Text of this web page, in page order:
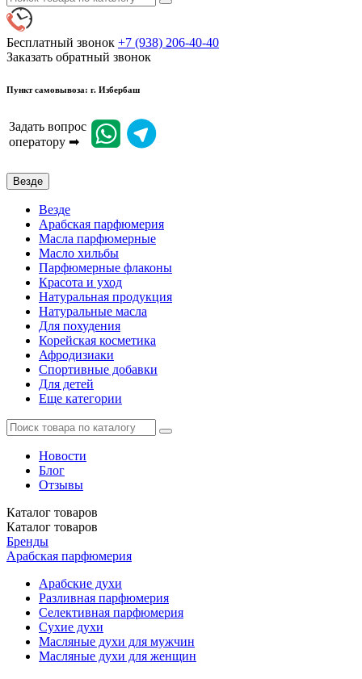
Бесплатный звонок +7 (938) 206-40-40
Заказать обратный звонок
Пункт самовывоза: г. Избербаш
Задать вопрос
оператору ➡
Везде
Везде
Арабская парфюмерия
Масла парфюмерные
Масло хильбы
Парфюмерные флаконы
Красота и уход
Натуральная продукция
Натуральные масла
Для похудения
Корейская косметика
Афродизиаки
Спортивные добавки
Для детей
Еще категории
Новости
Блог
Отзывы
Каталог товаров
Каталог товаров
Бренды
Арабская парфюмерия
Арабские духи
Разливная парфюмерия
Селективная парфюмерия
Сухие духи
Масляные духи для мужчин
Масляные духи для женщин